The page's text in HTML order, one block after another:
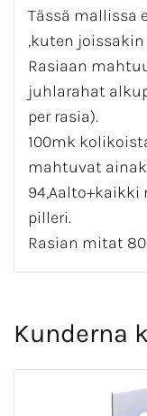
Tässä mallissa
,kuten
Rasiaan
juhlarahat
per rasia).
100mk
mahtuvat
pilleri.
Rasian mitat
Kunderna